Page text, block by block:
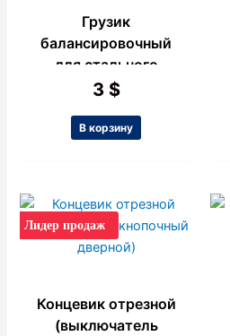
Грузик
балансировочный
для стального
диска 25 г Ваз
3 $
В корзину
Лидер продаж
Концевик отрезной
(выключатель